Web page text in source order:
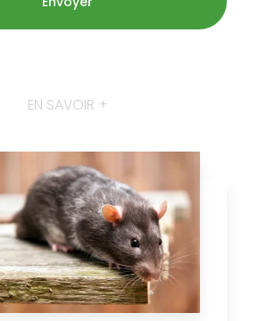
EN SAVOIR +